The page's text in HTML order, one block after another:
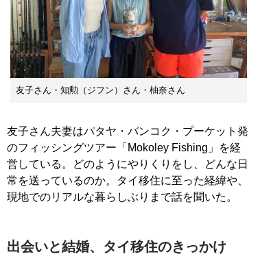
友子さん・知勲（ジフン）さん・柚奈さん
友子さん夫妻はパタヤ・バンコク・プーケット発
のフィッシングツアー「Mokoley Fishing」を経
営している。どのようにやりくりをし、どんな日
常を送っているのか。タイ移住に至った経緯や、
現地でのリアルな暮らしぶりまで話を聞いた。
出会いと結婚、タイ移住のきっかけ